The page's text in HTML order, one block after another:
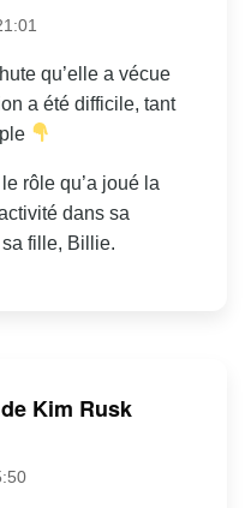
qu’elle a vécue
a été difficile, tant
rôle qu’a joué la
dans sa
fille, Billie.
Kim Rusk